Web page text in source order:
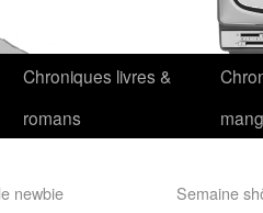
Chroniques livres &
romans
newbie Semaine